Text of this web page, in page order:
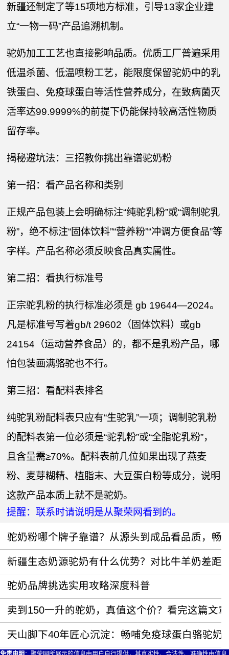
新疆还制定了等15项地方标准，引导13家企业建
立“一物一码”产品追溯机制。
驼奶加工工艺也直接影响品质。优质工厂普遍采用
低温杀菌、低温喷粉工艺，能限度保留驼奶中的乳
铁蛋白、免疫球蛋白等活性营养成分，在致病菌灭
活率达99.9999%的前提下仍能保持较高活性物质
留存率。
揭秘避坑法：三招教你挑出靠谱驼奶粉
第一招：看产品名称和类别
正规产品包装上会明确标注“纯驼乳粉”或“调制驼乳
粉”，绝不标注“固体饮料”“营养粉”“冲调方便食品”等
字样。产品名称必须反映食品真实属性。
第二招：看执行标准号
正宗驼乳粉的执行标准必须是 gb 19644—2024。
凡是标准号写着gb/t 29602（固体饮料）或gb
24154（运动营养食品）的，都不是乳粉产品，哪
怕包装画满骆驼也不行。
第三招：看配料表排名
纯驼乳粉配料表只应有“生驼乳”一项；调制驼乳粉
的配料表第一位必须是“驼乳粉”或“全脂驼乳粉”，
且含量需≥70%。配料表前几位如果出现了燕麦
粉、麦芽糊精、植脂末、大豆蛋白粉等成分，说明
这款产品本质上就不是驼奶。
提醒：联系时请说明是从聚荣网看到的。
驼奶粉哪个牌子靠谱？从源头到成品看品质，畅
新疆生态奶源驼奶有什么优势？对比牛羊奶差距
驼奶品牌挑选实用攻略深度科普
卖到150一升的驼奶，真值这个价？看完这篇文
天山脚下40年匠心沉淀：畅哺免疫球蛋白骆驼奶